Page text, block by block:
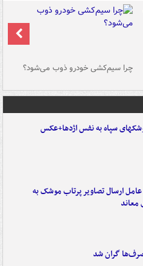
چرا سیم‌کشی خودرو ذوب می‌شود؟
سپاه به نفس اژدها+عکس
ارسال تصاویر پرتاب موشک به
معاند
گران شد